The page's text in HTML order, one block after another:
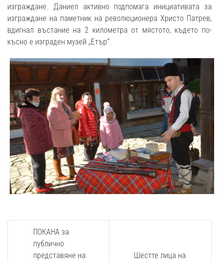
изграждане. Даниел активно подпомага инициативата за
изграждане на паметник на революционера Христо Патрев,
вдигнал въстание на 2 километра от мястото, където по-
късно е изграден музей „Етър“.
ПОКАНА за
публично
представяне на
Шестте лица на